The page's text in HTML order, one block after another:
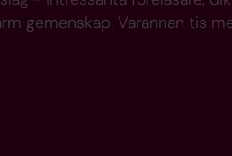
gemenskap. Varannan tis